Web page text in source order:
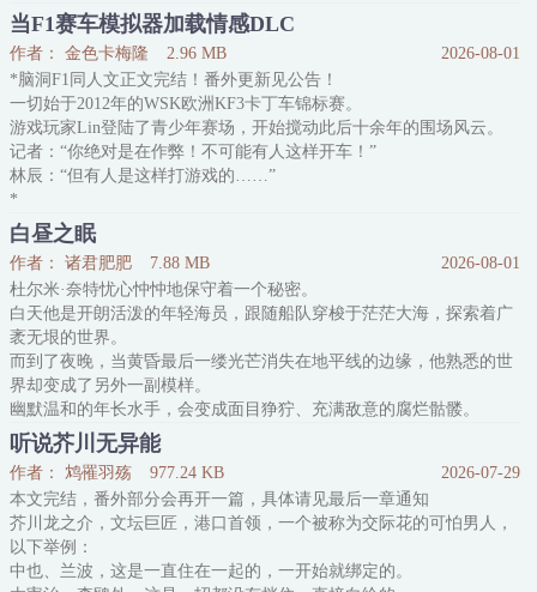
上班。
【自信】——苏格兰和波本看了我一眼，他们一定很想招安我吧！
【求知】——如果不招安我，那苏格兰和波本还想去招安谁呢？
【坚持】——前天不招安我昨天不招安我今天不招安我，那我就等他
们明天来招安我。
【友善】——我跟苏格兰和波本交朋友
当F1赛车模拟器加载情感DLC
作者： 金色卡梅隆 2.96 MB
2026-08-01
*脑洞F1同人文正文完结！番外更新见公告！
一切始于2012年的WSK欧洲KF3卡丁车锦标赛。
游戏玩家Lin登陆了青少年赛场，开始搅动此后十余年的围场风云。
记者：“你绝对是在作弊！不可能有人这样开车！”
林辰：“但有人是这样打游戏的……”
*
在林辰眼中，世界是一个巨大的赛车模拟器。
他不知道是该怪开游戏公司的爸，还是研究神经科学的妈，还是玩了
太多游戏的自己。
他能看到对手头顶的五星 ID和“怒气值”，能找到赛道上闪烁的“金色
光带”，也能用一盒巧克力，平复暴躁“NPC”情绪。
——虽
白昼之眠
作者： 诸君肥肥 7.88 MB
2026-08-01
杜尔米·奈特忧心忡忡地保守着一个秘密。
白天他是开朗活泼的年轻海员，跟随船队穿梭于茫茫大海，探索着广
袤无垠的世界。
而到了夜晚，当黄昏最后一缕光芒消失在地平线的边缘，他熟悉的世
界却变成了另外一副模样。
幽默温和的年长水手，会变成面目狰狞、充满敌意的腐烂骷髅。
温暖团结的庞大船队，会变成可怕而奇特的幽灵船，穿梭在冰冷又充
满变异生物的海洋中。
海洋对面的崭新大陆与海洋中的各色岛屿，会成为神秘生物、异族来
客、疯狂力量、坍圮遗迹、血腥死亡的温床。
他睁开眼睛，猝不及防地望见了这个充满血雾的世界，并将毫
听说芥川无异能
作者： 鸩罹羽殇 977.24 KB
2026-07-29
本文完结，番外部分会再开一篇，具体请见最后一章通知
芥川龙之介，文坛巨匠，港口首领，一个被称为交际花的可怕男人，
以下举例：
中也、兰波，这是一直住在一起的，一开始就绑定的。